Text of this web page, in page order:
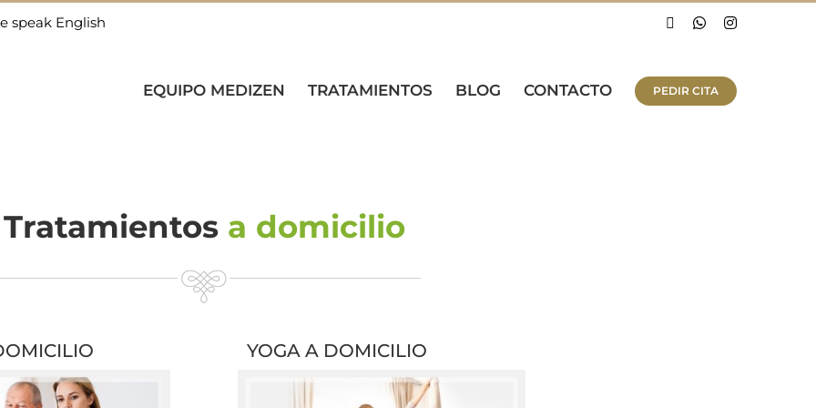
speak English FacebookWhatsAppInstagram
EQUIPO MEDIZEN TRATAMIENTOS BLOG CONTACTO PEDIR CITA
Tratamientos a domicilio
YOGA A DOMICILIO